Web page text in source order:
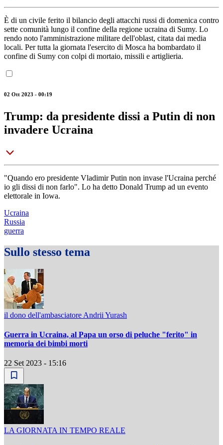
È di un civile ferito il bilancio degli attacchi russi di domenica contro
sette comunità lungo il confine della regione ucraina di Sumy. Lo
rendo noto l'amministrazione militare dell'oblast, citata dai media
locali. Per tutta la giornata l'esercito di Mosca ha bombardato il
confine di Sumy con colpi di mortaio, missili e artiglieria.
02 Ott 2023 - 00:19
Trump: da presidente dissi a Putin di non
invadere Ucraina
"Quando ero presidente Vladimir Putin non invase l'Ucraina perché
io gli dissi di non farlo". Lo ha detto Donald Trump ad un evento
elettorale in Iowa.
Ucraina
Russia
guerra
Sullo stesso tema
il dono dell'ambasciatore Andrii Yurash
Guerra in Ucraina, al Papa un orso di peluche "ferito" in
memoria dei bimbi morti
22 Set 2023 - 15:16
LA GIORNATA IN TEMPO REALE